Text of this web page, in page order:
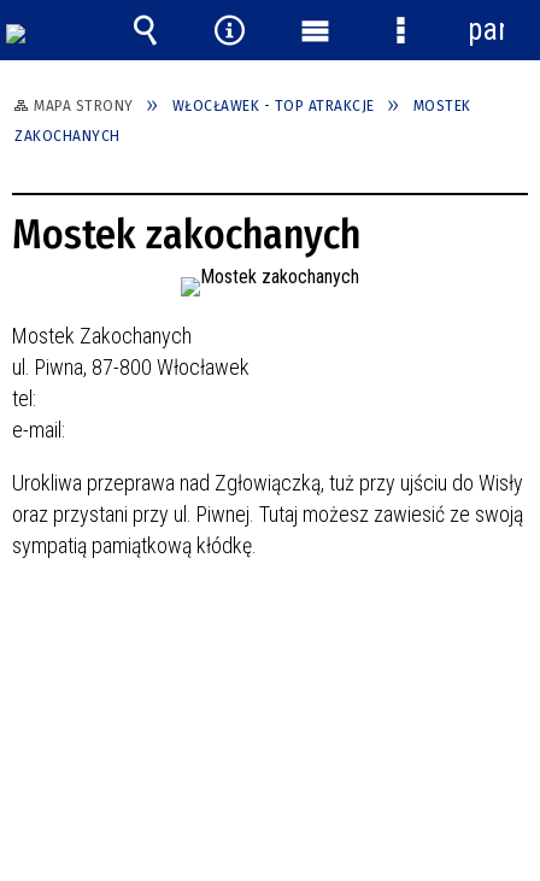
MAPA STRONY WŁOCŁAWEK - TOP ATRAKCJE
MOSTEK
ZAKOCHANYCH
Mostek zakochanych
Mostek Zakochanych
ul. Piwna, 87-800 Włocławek
tel:
e-mail:
Urokliwa przeprawa nad Zgłowiączką, tuż przy ujściu do Wisły
oraz przystani przy ul. Piwnej. Tutaj możesz zawiesić ze swoją
sympatią pamiątkową kłódkę.
Wyszukiwarka
Narzędzia
Menu
główne
Menu
szczegółowe
panel